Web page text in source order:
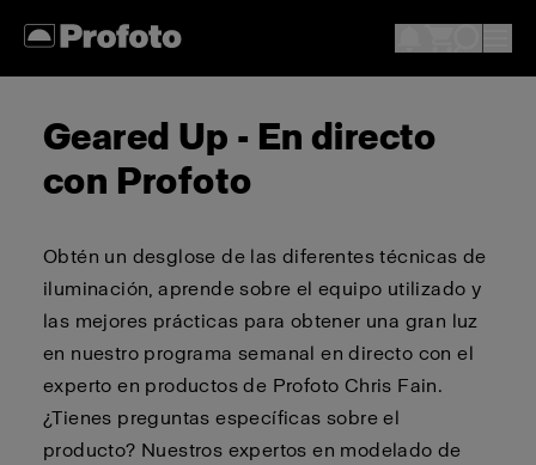
Geared Up - En directo
con Profoto
Obtén un desglose de las diferentes técnicas de
iluminación, aprende sobre el equipo utilizado y
las mejores prácticas para obtener una gran luz
en nuestro programa semanal en directo con el
experto en productos de Profoto Chris Fain.
¿Tienes preguntas específicas sobre el
producto? Nuestros expertos en modelado de